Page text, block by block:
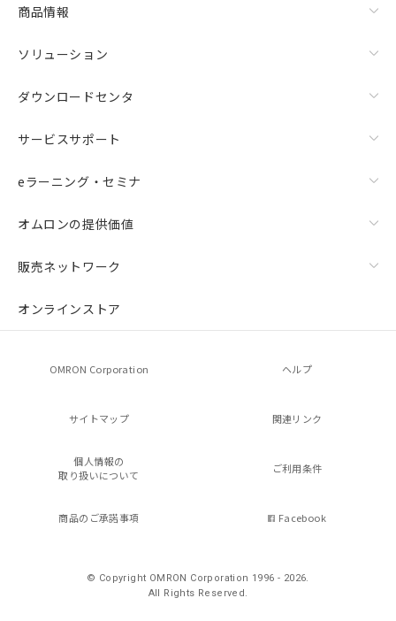
商品情報
ソリューション
ダウンロードセンタ
サービスサポート
eラーニング・セミナ
オムロンの提供価値
販売ネットワーク
オンラインストア
OMRON Corporation ヘルプ
サイトマップ 関連リンク
個人情報の
取り扱いについて
ご利用条件
商品のご承諾事項 Facebook
© Copyright OMRON Corporation 1996 - 2026.
All Rights Reserved.